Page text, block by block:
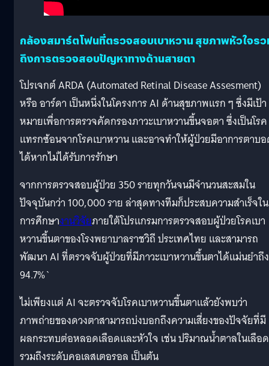
กล้องสมาร์ตโฟนที่ตรวจสอบเบาหวาน สุขภาพหัวใจร
ถึงการตรวจสอบปัญหาทางด้านสายตา
โปรเจกต์ ARDA (Automated Retinal Disease Assesment)
หรือ อาร์ดา เป็นหนึ่งในโครงการ AI ด้านสุขภาพแรก ๆ ซึ่งมีเป้า
หมายเพื่อการตรวจคัดกรองภาวะเบาหวานขึ้นจอตา ซึ่งเป็นโรค
แทรกซ้อนจากโรคเบาหวาน และอาจทำให้ผู้ป่วยมีอาการตาบ
ได้หากไม่ได้รับการรักษา
จากการตรวจสอบผู้ป่วย 350 รายทุกวันจนมีจำนวนสะสมใน
ปัจจุบันกว่า 100,000 ราย ล่าสุดทางทีมก็ประสบความสำเร็จใน
การศึกษางานวิจัยภายใต้โปรแกรมการตรวจสอบผู้ป่วยโรคเบา
หวานขึ้นตาของโรงพยาบาลราชวิถี ประเทศไทย และสามารถ
พัฒนา AI ที่ตรวจจับผู้ป่วยที่มีภาวะเบาหวานขึ้นตาได้แม่นยำถึง
94.7%`
ไม่เพียงแต่ AI จะตรวจจับโรคเบาหวานขึ้นตาแล้วยังพบว่า
ภาพถ่ายของดวงตาสามารถบ่งบอกถึงความเสี่ยงของปัจจัยที่มี
ผลกระทบต่อหลอดเลือดและหัวใจ เช่น ปริมาณน้ำตาลในเลือด
รวมถึงระดับคอเลสเตอรอล เป็นต้น